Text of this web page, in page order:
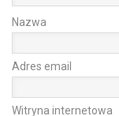
Nazwa
Adres email
Witryna internetowa